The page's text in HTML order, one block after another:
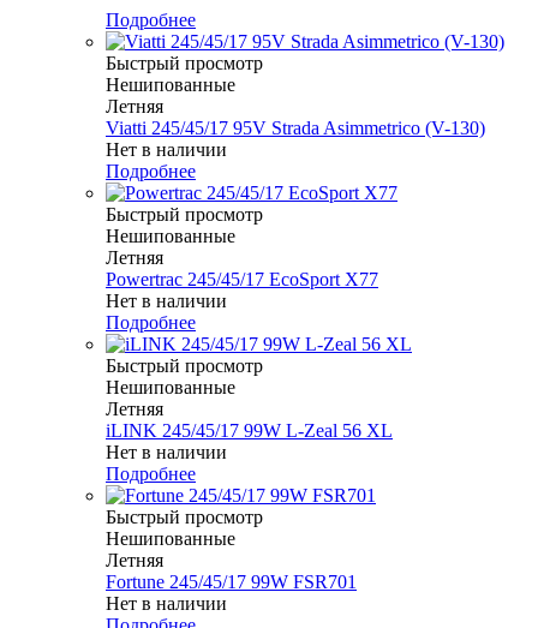
Подробнее
Быстрый просмотр
Нешипованные
Летняя
Viatti 245/45/17 95V Strada Asimmetrico (V-130)
Нет в наличии
Подробнее
Быстрый просмотр
Нешипованные
Летняя
Powertrac 245/45/17 EcoSport X77
Нет в наличии
Подробнее
Быстрый просмотр
Нешипованные
Летняя
iLINK 245/45/17 99W L-Zeal 56 XL
Нет в наличии
Подробнее
Быстрый просмотр
Нешипованные
Летняя
Fortune 245/45/17 99W FSR701
Нет в наличии